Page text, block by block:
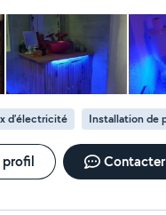
d’électricité
profil Contacter